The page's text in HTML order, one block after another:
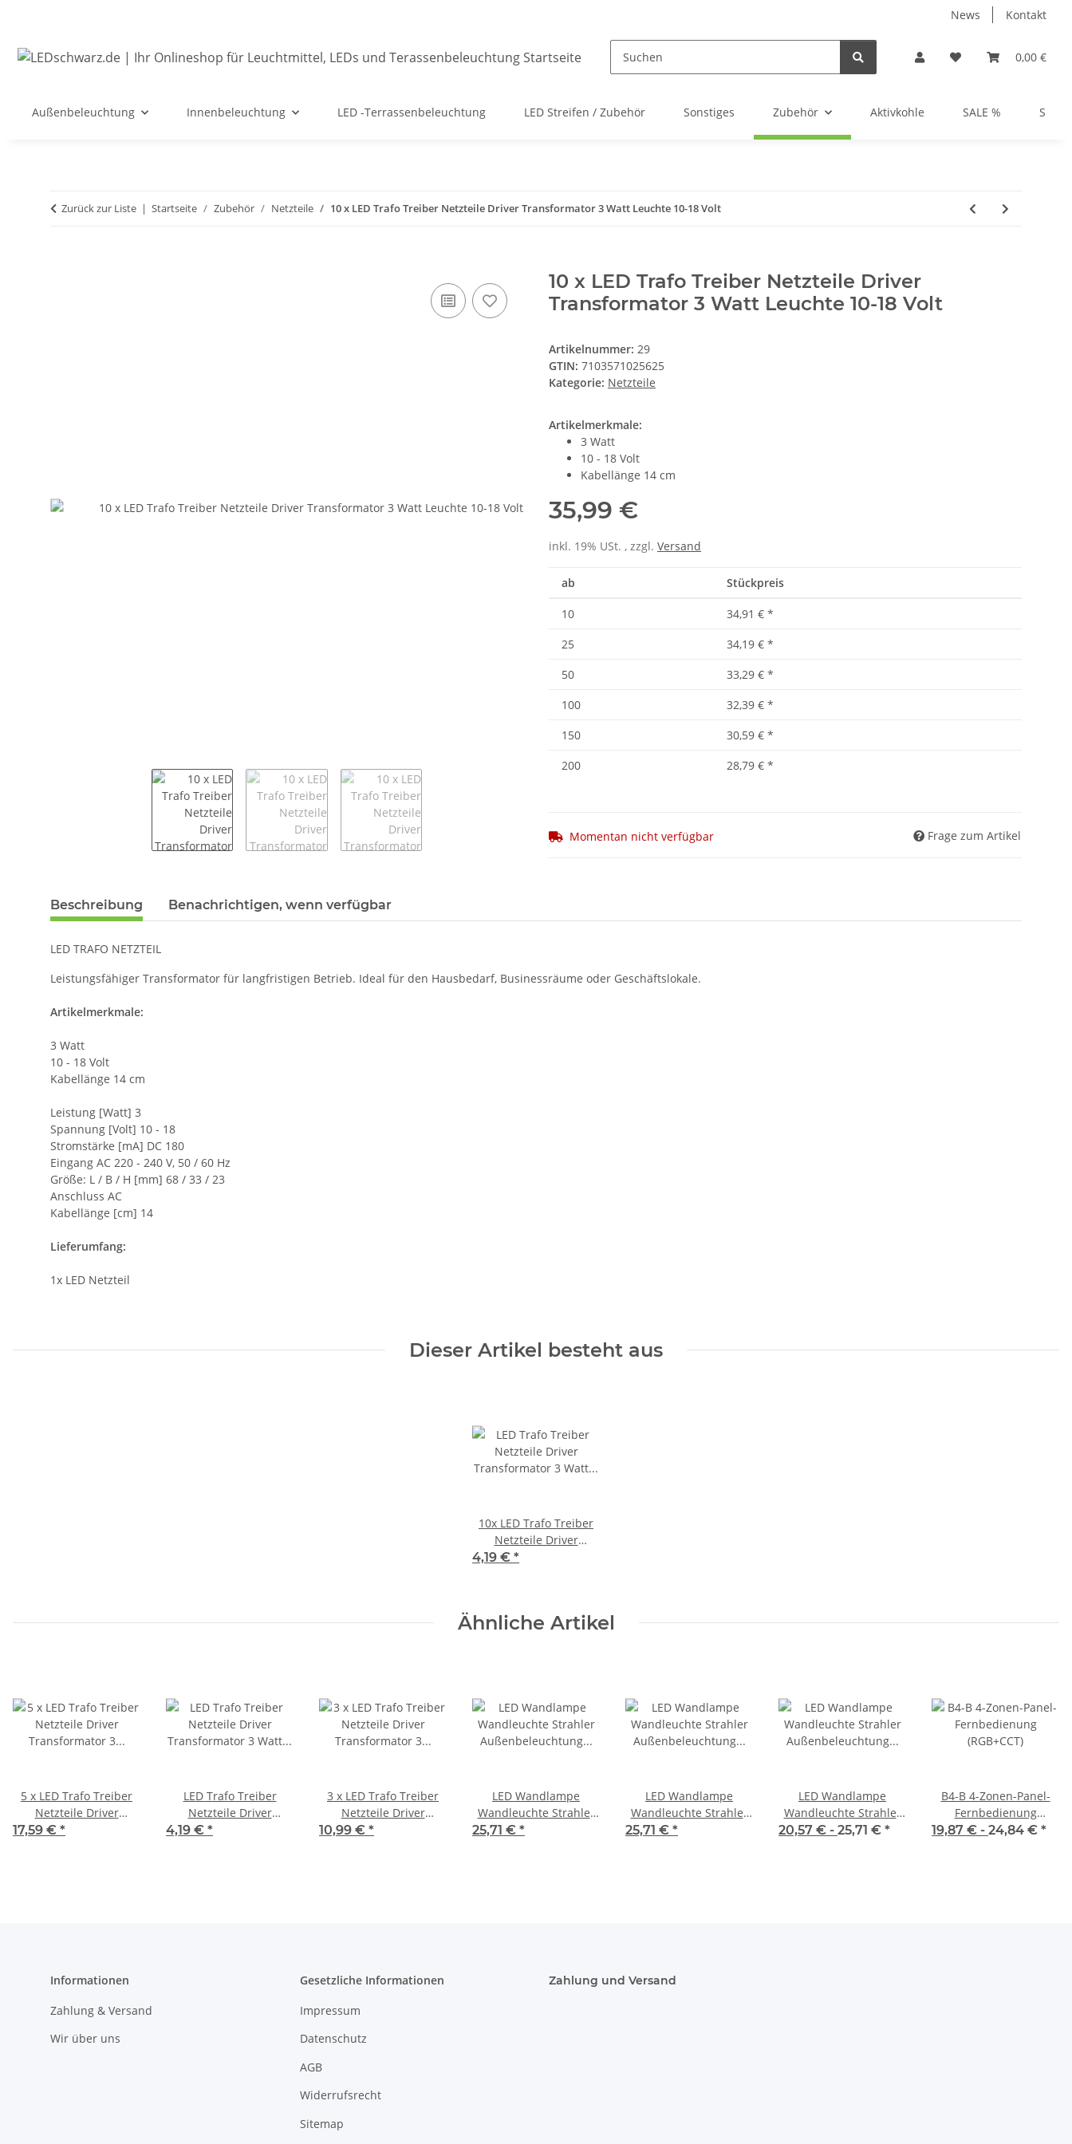
News Kontakt
0,00 €
Außenbeleuchtung Innenbeleuchtung LED -Terrassenbeleuchtung LED Streifen / Zubehör Sonstiges Zubehör Aktivkohle SALE %
Zurück zur Liste Startseite Zubehör Netzteile 10 x LED Trafo Treiber Netzteile Driver Transformator 3 Watt Leuchte 10-18 Volt
10 x LED Trafo Treiber Netzteile Driver
Transformator 3 Watt Leuchte 10-18 Volt
Artikelnummer: 29
GTIN: 7103571025625
Kategorie: Netzteile
Artikelmerkmale:
3 Watt
10 - 18 Volt
Kabellänge 14 cm
35,99 €
inkl. 19% USt. , zzgl. Versand
ab Stückpreis
10 34,91 € *
25
34,19 € *
50
33,29 € *
100
32,39 € *
150
30,59 € *
200
28,79 € *
Momentan nicht verfügbar Frage zum Artikel
weitere Registerkarten anzeigen
Beschreibung Benachrichtigen, wenn verfügbar
LED TRAFO NETZTEIL
Leistungsfähiger Transformator für langfristigen Betrieb. Ideal für den Hausbedarf, Businessräume oder Geschäftslokale.
Artikelmerkmale:
3 Watt
10 - 18 Volt
Kabellänge 14 cm
Leistung [Watt] 3
Spannung [Volt] 10 - 18
Stromstärke [mA] DC 180
Eingang AC 220 - 240 V, 50 / 60 Hz
Größe: L / B / H [mm] 68 / 33 / 23
Anschluss AC
Kabellänge [cm] 14
Lieferumfang:
1x LED Netzteil
Dieser Artikel besteht aus
10x LED Trafo Treiber
Netzteile Driver
Transformator 3 Watt
4,19 € *
Ähnliche Artikel
5 x LED Trafo Treiber
Netzteile Driver
Transformator 3 Watt
17,59 € *
LED Trafo Treiber
Netzteile Driver
Transformator 3 Watt
4,19 € *
3 x LED Trafo Treiber
Netzteile Driver
Transformator 3 Watt
10,99 € *
LED Wandlampe
Wandleuchte Strahler
Außenbeleuchtung
25,71 € *
LED Wandlampe
Wandleuchte Strahler
Außenbeleuchtung
25,71 € *
LED Wandlampe
Wandleuchte Strahler
Außenbeleuchtung 6W
20,57 € - 25,71 € *
B4-B 4-Zonen-Panel-
Fernbedienung
(RGB+CCT)
19,87 € - 24,84 € *
Informationen
Zahlung & Versand
Wir über uns
Gesetzliche Informationen
Impressum
Datenschutz
AGB
Widerrufsrecht
Sitemap
Zahlung und Versand